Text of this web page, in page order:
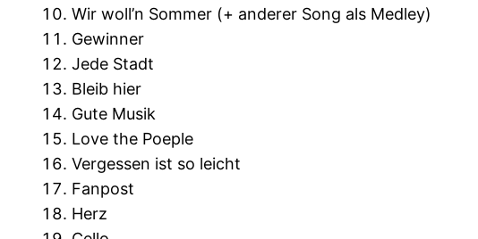
Wir woll’n Sommer (+ anderer Song als Medley)
Gewinner
Jede Stadt
Bleib hier
Gute Musik
Love the Poeple
Vergessen ist so leicht
Fanpost
Herz